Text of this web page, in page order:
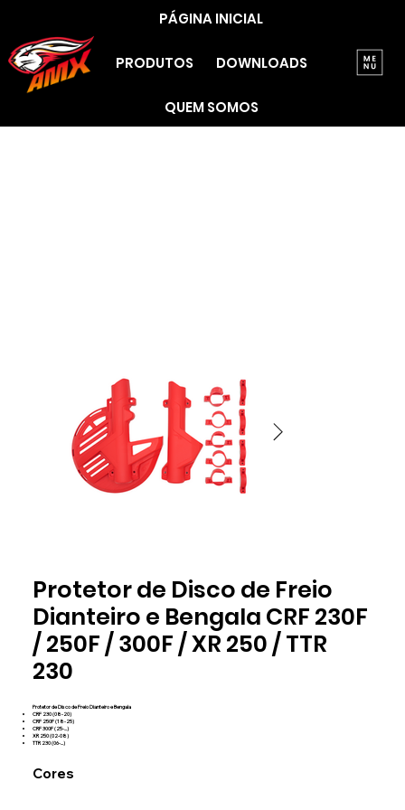
PÁGINA INICIAL
PRODUTOS DOWNLOADS
QUEM SOMOS
PDD0014 PDD0014
Protetor de Disco de Freio
Dianteiro e Bengala CRF 230F
/ 250F / 300F / XR 250 / TTR
230
Protetor de Disco de Freio Dianteiro e Bengala
CRF 230 (08-20)
CRF 250F (18-25)
CRF 300F (25-...)
XR 250 (02-08)
TTR 230 (06-...)
Cores